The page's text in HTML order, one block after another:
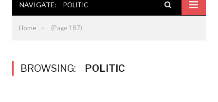
NAVIGATE: POLITIC
Home » (Page 187)
BROWSING: POLITIC